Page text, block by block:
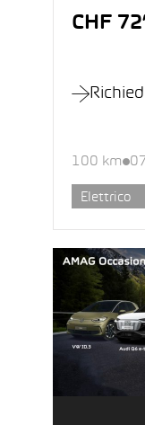
CHF
100 km
Elettrico